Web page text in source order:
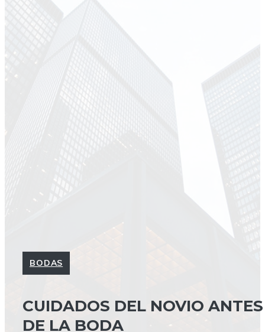
BODAS
CUIDADOS DEL NOVIO ANTES
DE LA BODA